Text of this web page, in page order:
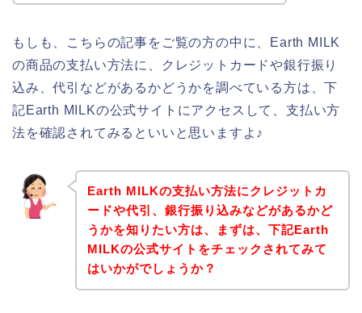
もしも、こちらの記事をご覧の方の中に、Earth MILK
の商品の支払い方法に、クレジットカードや銀行振り
込み、代引などがあるかどうかを調べている方は、下
記Earth MILKの公式サイトにアクセスして、支払い方
法を確認されてみるといいと思いますよ♪
Earth MILKの支払い方法にクレジットカ
ードや代引、銀行振り込みなどがあるかど
うかを知りたい方は、まずは、下記Earth
MILKの公式サイトをチェックされてみて
はいかがでしょうか？